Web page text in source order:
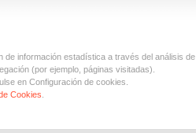
de información estadística a través del análisis de
(por ejemplo, páginas visitadas).
en Configuración de cookies.
Cookies